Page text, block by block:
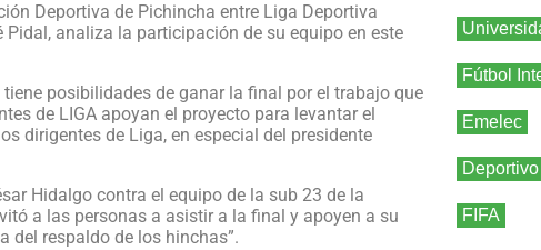
Deportiva de Pichincha entre Liga Deportiva
Pidal, analiza la participación de su equipo en este
posibilidades de ganar la final por el trabajo que
de LIGA apoyan el proyecto para levantar el
dirigentes de Liga, en especial del presidente
Hidalgo contra el equipo de la sub 23 de la
a las personas a asistir a la final y apoyen a su
del respaldo de los hinchas”.
Fútbol
Emelec
FIFA